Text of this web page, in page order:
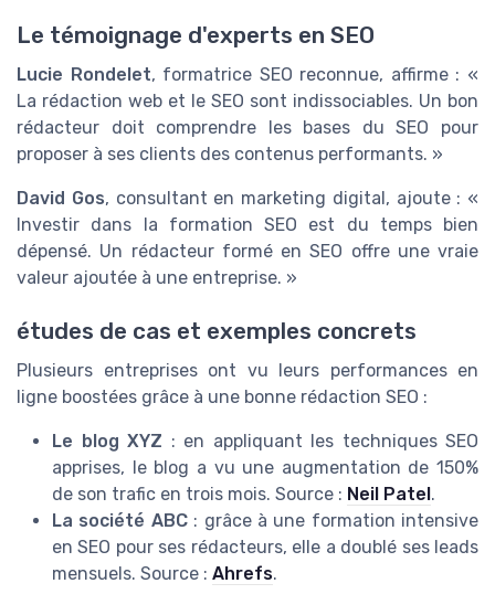
Le témoignage d'experts en SEO
Lucie Rondelet, formatrice SEO reconnue, affirme : «
La rédaction web et le SEO sont indissociables. Un bon
rédacteur doit comprendre les bases du SEO pour
proposer à ses clients des contenus performants. »
David Gos, consultant en marketing digital, ajoute : «
Investir dans la formation SEO est du temps bien
dépensé. Un rédacteur formé en SEO offre une vraie
valeur ajoutée à une entreprise. »
études de cas et exemples concrets
Plusieurs entreprises ont vu leurs performances en
ligne boostées grâce à une bonne rédaction SEO :
Le blog XYZ : en appliquant les techniques SEO
apprises, le blog a vu une augmentation de 150%
de son trafic en trois mois. Source : Neil Patel .
La société ABC: grâce à une formation intensive
en SEO pour ses rédacteurs, elle a doublé ses leads
mensuels. Source : Ahrefs.